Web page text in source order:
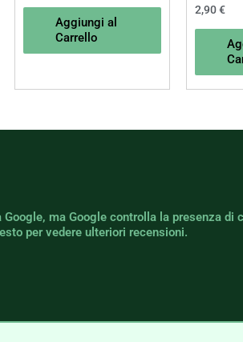
Aggiungi al
Carrello
2,90€
ma Google controlla la presenza
per vedere ulteriori recensioni.